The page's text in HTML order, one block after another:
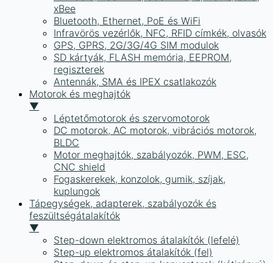
xBee
Bluetooth, Ethernet, PoE és WiFi
Infravörös vezérlők, NFC, RFID címkék, olvasók
GPS, GPRS, 2G/3G/4G SIM modulok
SD kártyák, FLASH memória, EEPROM,
regiszterek
Antennák, SMA és IPEX csatlakozók
Motorok és meghajtók
▼
Léptetőmotorok és szervomotorok
DC motorok, AC motorok, vibrációs motorok,
BLDC
Motor meghajtók, szabályozók, PWM, ESC,
CNC shield
Fogaskerekek, konzolok, gumik, szíjak,
kuplungok
Tápegységek, adapterek, szabályozók és
feszültségátalakítók
▼
Step-down elektromos átalakítók (lefelé)
Step-up elektromos átalakítók (fel)